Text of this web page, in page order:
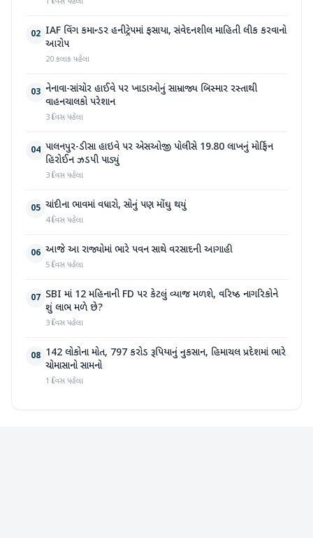
02 IAF વિંગ કમાન્ડર હનીટ્રેપમાં ફસાયા, સંવેદનશીલ માહિતી લીક કરવાનો
આરોપ
20 કલાક પહેલા
03 નેનાવા-સાંચોર હાઈવે પર ખાડાઓનું સામ્રાજ્ય બિસ્માર રસ્તાથી
વાહનચાલકો પરેશાન
3 દિવસ પહેલા
04 પાલનપુર-ડીસા હાઇવે પર એસઓજી પોલીસે 19.80 લાખનું મોર્ફિન
હિરોઈન ઝડપી પાડ્યું
3 દિવસ પહેલા
05 ચાંદીના ભાવમાં વધારો, સોનું પણ મોંઘુ થયું
4 દિવસ પહેલા
06 આજે આ રાજ્યોમાં ભારે પવન સાથે વરસાદની આગાહી
5 દિવસ પહેલા
07 SBI માં 12 મહિનાની FD પર કેટલું વ્યાજ મળશે, વરિષ્ઠ નાગરિકોને
શું લાભ મળે છે?
3 દિવસ પહેલા
08 142 લોકોના મોત, 797 કરોડ રૂપિયાનું નુકસાન, હિમાચલ પ્રદેશમાં ભારે
ચોમાસાનો સામનો
1 દિવસ પહેલા